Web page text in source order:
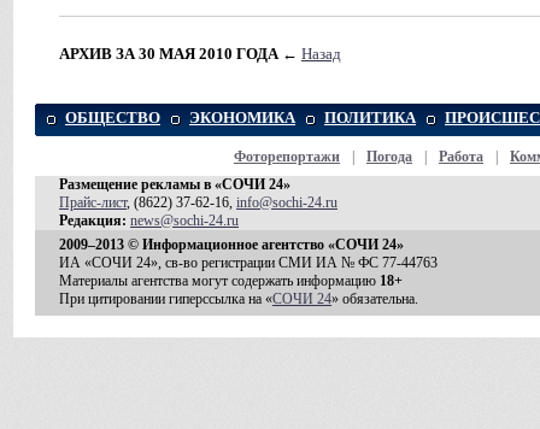
АРХИВ ЗА 30 МАЯ 2010 ГОДА ← Назад
ОБЩЕСТВО ЭКОНОМИКА ПОЛИТИКА
Фоторепортажи Погода Работа
Размещение рекламы в «СОЧИ 24»
Прайс-лист, (8622) 37-62-16, info@sochi-24.ru
Редакция: news@sochi-24.ru
2009–2013 © Информационное агентство «СОЧИ 24»
ИА «СОЧИ 24», св-во регистрации СМИ ИА № ФС 77-44763
Материалы агентства могут содержать информацию 18+
При цитировании гиперссылка на «СОЧИ 24» обязательна.